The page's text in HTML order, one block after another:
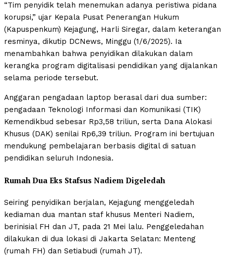
“Tim penyidik telah menemukan adanya peristiwa pidana
korupsi,” ujar Kepala Pusat Penerangan Hukum
(Kapuspenkum) Kejagung, Harli Siregar, dalam keterangan
resminya, dikutip DCNews, Minggu (1/6/2025). Ia
menambahkan bahwa penyidikan dilakukan dalam
kerangka program digitalisasi pendidikan yang dijalankan
selama periode tersebut.
Anggaran pengadaan laptop berasal dari dua sumber:
pengadaan Teknologi Informasi dan Komunikasi (TIK)
Kemendikbud sebesar Rp3,58 triliun, serta Dana Alokasi
Khusus (DAK) senilai Rp6,39 triliun. Program ini bertujuan
mendukung pembelajaran berbasis digital di satuan
pendidikan seluruh Indonesia.
Rumah Dua Eks Stafsus Nadiem Digeledah
Seiring penyidikan berjalan, Kejagung menggeledah
kediaman dua mantan staf khusus Menteri Nadiem,
berinisial FH dan JT, pada 21 Mei lalu. Penggeledahan
dilakukan di dua lokasi di Jakarta Selatan: Menteng
(rumah FH) dan Setiabudi (rumah JT).